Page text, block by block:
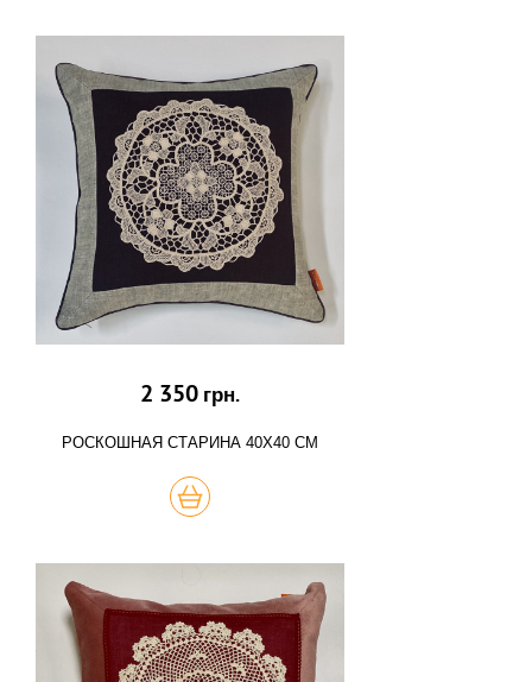
2 350 грн.
РОСКОШНАЯ СТАРИНА 40Х40 СМ
КУПИТЬ